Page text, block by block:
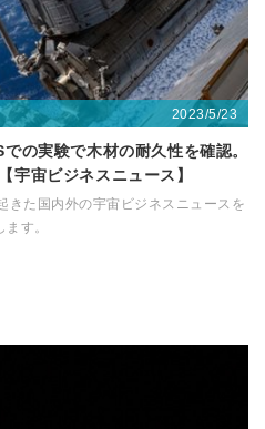
2023/5/23
の実験で木材の耐久性を確認。
宇宙ビジネスニュース】
きた国内外の宇宙ビジネスニュースを
す。